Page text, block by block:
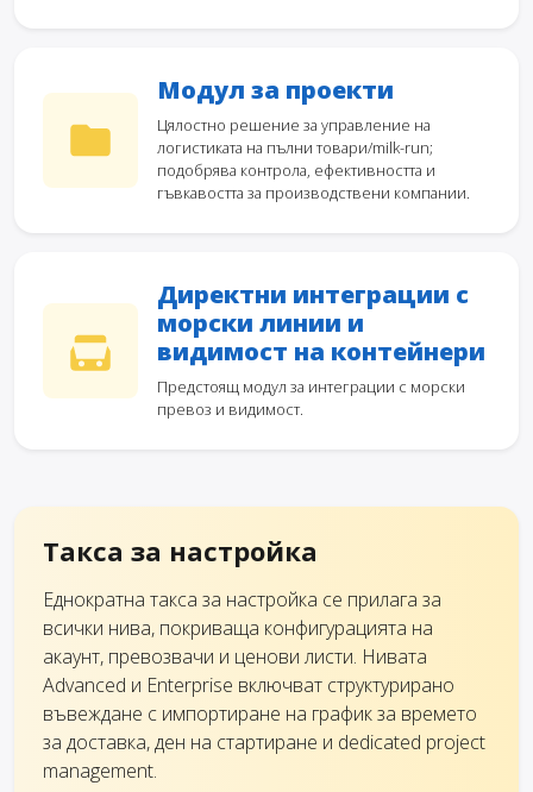
Модул за проекти
Цялостно решение за управление на
логистиката на пълни товари/milk-run;
подобрява контрола, ефективността и
гъвкавостта за производствени компании.
Директни интеграции с
морски линии и
видимост на контейнери
Предстоящ модул за интеграции с морски
превоз и видимост.
Такса за настройка
Еднократна такса за настройка се прилага за
всички нива, покриваща конфигурацията на
акаунт, превозвачи и ценови листи. Нивата
Advanced и Enterprise включват структурирано
въвеждане с импортиране на график за времето
за доставка, ден на стартиране и dedicated project
management.